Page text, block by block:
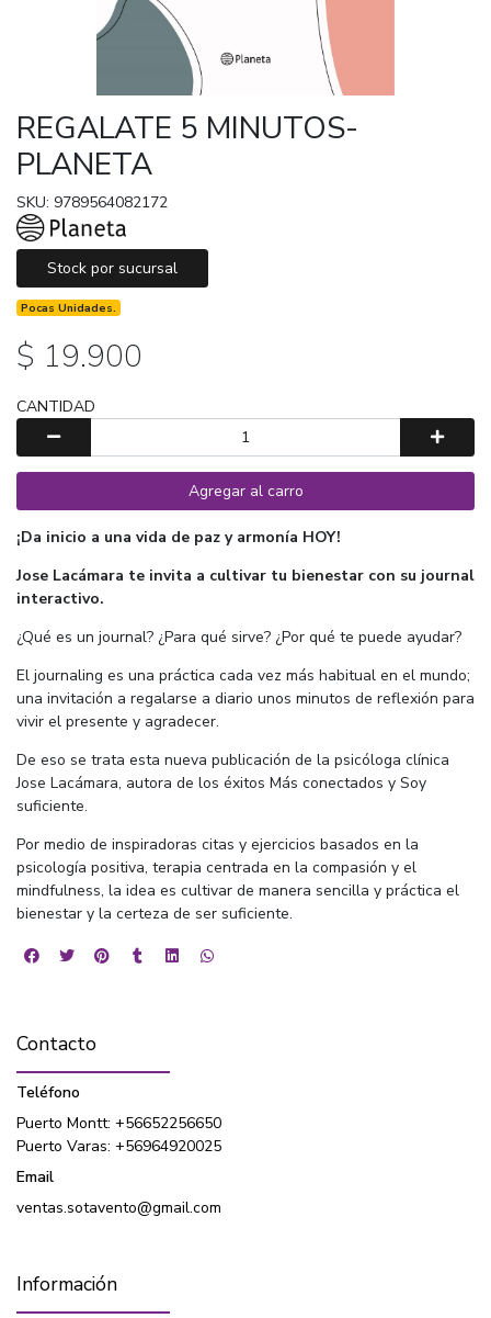
REGALATE 5 MINUTOS-
PLANETA
SKU: 9789564082172
Stock por sucursal
Pocas Unidades.
$ 19.900
CANTIDAD
Agregar al carro
¡Da inicio a una vida de paz y armonía HOY!
Jose Lacámara te invita a cultivar tu bienestar con su journal
interactivo.
¿Qué es un journal? ¿Para qué sirve? ¿Por qué te puede ayudar?
El journaling es una práctica cada vez más habitual en el mundo;
una invitación a regalarse a diario unos minutos de reflexión para
vivir el presente y agradecer.
De eso se trata esta nueva publicación de la psicóloga clínica
Jose Lacámara, autora de los éxitos Más conectados y Soy
suficiente.
Por medio de inspiradoras citas y ejercicios basados en la
psicología positiva, terapia centrada en la compasión y el
mindfulness, la idea es cultivar de manera sencilla y práctica el
bienestar y la certeza de ser suficiente.
Contacto
Teléfono
Puerto Montt: +56652256650
Puerto Varas: +56964920025
Email
ventas.sotavento@gmail.com
Información